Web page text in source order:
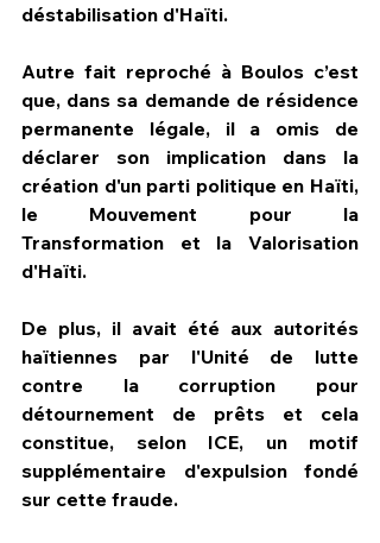
déstabilisation d'Haïti.
Autre fait reproché à Boulos c’est
que, dans sa demande de résidence
permanente légale, il a omis de
déclarer son implication dans la
création d'un parti politique en Haïti,
le Mouvement pour la
Transformation et la Valorisation
d'Haïti.
De plus, il avait été aux autorités
haïtiennes par l'Unité de lutte
contre la corruption pour
détournement de prêts et cela
constitue, selon ICE, un motif
supplémentaire d'expulsion fondé
sur cette fraude.